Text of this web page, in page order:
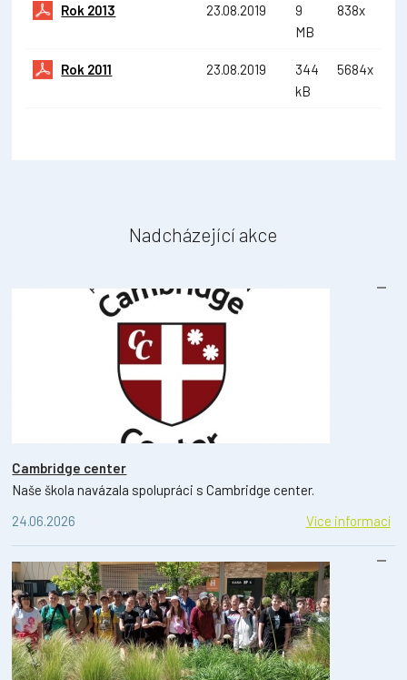
Rok 2013 23.08.2019
9
MB
838x
Rok 2011 23.08.2019
344
kB
5684x
Nadcházející akce
Cambridge center
Naše škola navázala spolupráci s Cambridge center.
24.06.2026
Více informací